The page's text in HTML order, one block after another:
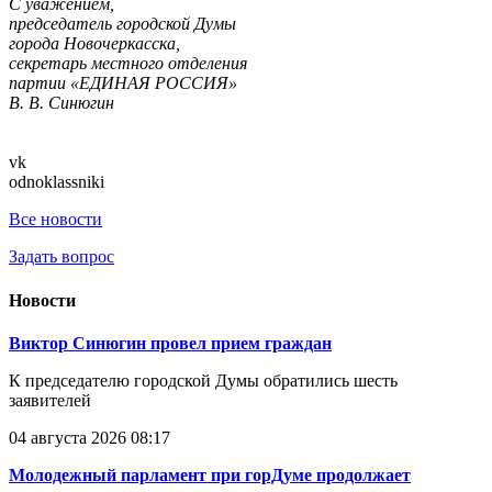
С уважением,
председатель городской Думы
города Новочеркасска,
секретарь местного отделения
партии «ЕДИНАЯ РОССИЯ»
В. В. Синюгин
vk
odnoklassniki
Все новости
Задать вопрос
Новости
Виктор Синюгин провел прием граждан
К председателю городской Думы обратились шесть
заявителей
04 августа 2026 08:17
Молодежный парламент при горДуме продолжает